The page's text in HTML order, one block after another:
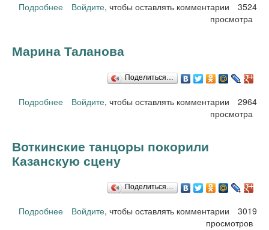
Подробнее
о Воткинск Театр танца Краски победитель
конкурса
Войдите, чтобы оставлять комментарии
3524
просмотра
Марина Таланова
Поделиться…
Подробнее о Марина Таланова
Войдите, чтобы оставлять комментарии
2964
просмотра
Воткинские танцоры покорили
Казанскую сцену
Поделиться…
Подробнее о Воткинские танцоры покорили Казанскую сцену
Войдите, чтобы оставлять комментарии
3019
просмотров